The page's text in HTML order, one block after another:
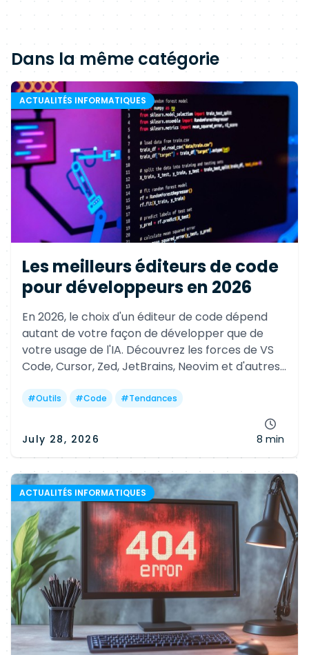
Dans la même catégorie
ACTUALITÉS INFORMATIQUES
Les meilleurs éditeurs de code
pour développeurs en 2026
En 2026, le choix d'un éditeur de code dépend
autant de votre façon de développer que de
votre usage de l'IA. Découvrez les forces de VS
Code, Cursor, Zed, JetBrains, Neovim et d'autres
votre profil.
#Outils #Code #Tendances
July 28, 2026 8 min
ACTUALITÉS INFORMATIQUES